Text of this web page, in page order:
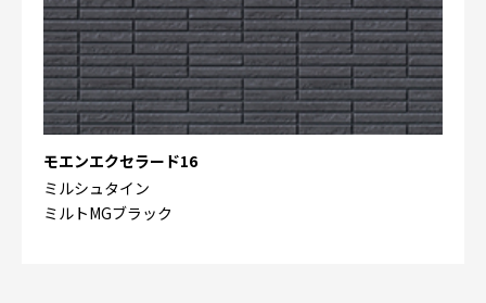
モエンエクセラード16
ミルシュタイン
ミルトMGブラック